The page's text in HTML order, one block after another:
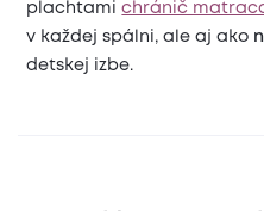
plachtamichránič
v každej spálni, ale aj ako
detskej izbe.